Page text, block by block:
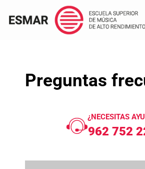
contenido
Preguntas
¿NECESITAS
962 752